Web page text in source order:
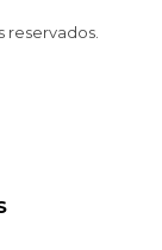
reservados.